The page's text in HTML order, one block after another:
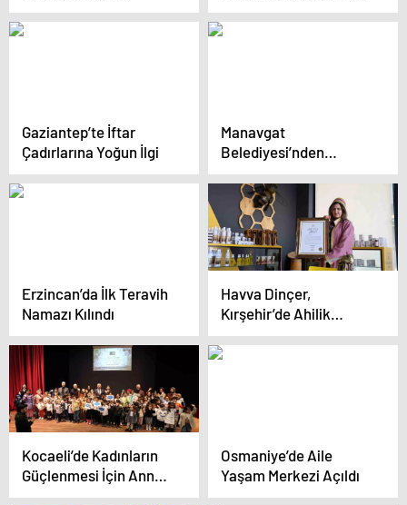
Yavruturna
Mahallesi’nde
sofrasına konuk oldu
Gaziantep’te İftar
Çadırlarına Yoğun İlgi
Manavgat
Belediyesi’nden
Ramazan Ayı’na Özel
İftar Programı
Erzincan’da İlk Teravih
Namazı Kılındı
Havva Dinçer,
Kırşehir’de Ahilik
Beratı aldı
Kocaeli’de Kadınların
Güçlenmesi İçin Anne
Şehir Merkezleri
Osmaniye’de Aile
Yaşam Merkezi Açıldı